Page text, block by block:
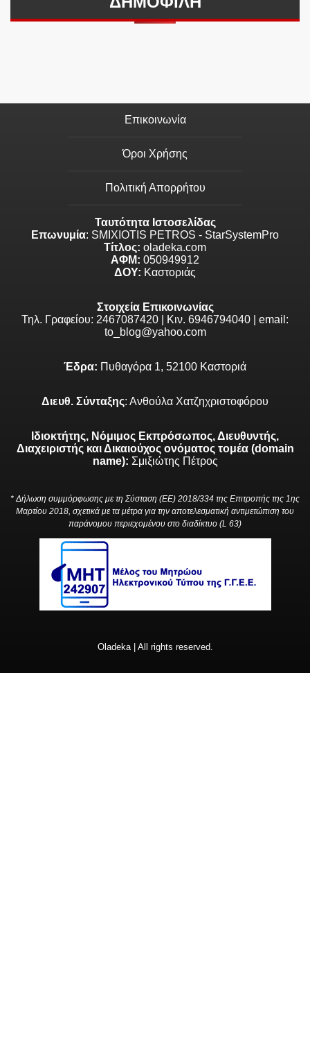
Επικοινωνία
Όροι Χρήσης
Πολιτική Απορρήτου
Ταυτότητα Ιστοσελίδας
Επωνυμία: SMIXIOTIS PETROS - StarSystemPro
Τίτλος: oladeka.com
ΑΦΜ: 050949912
ΔΟΥ: Καστοριάς
Στοιχεία Επικοινωνίας
Τηλ. Γραφείου: 2467087420 | Κιν. 6946794040 | email:
to_blog@yahoo.com
Έδρα: Πυθαγόρα 1, 52100 Καστοριά
Διευθ. Σύνταξης: Ανθούλα Χατζηχριστοφόρου
Ιδιοκτήτης, Νόμιμος Εκπρόσωπος, Διευθυντής,
Διαχειριστής και Δικαιούχος ονόματος τομέα (domain
name): Σμιξιώτης Πέτρος
* Δήλωση συμμόρφωσης με τη Σύσταση (ΕΕ) 2018/334 της Επιτροπής της 1ης
Μαρτίου 2018, σχετικά με τα μέτρα για την αποτελεσματική αντιμετώπιση του
παράνομου περιεχομένου στο διαδίκτυο (L 63)
Oladeka | All rights reserved.